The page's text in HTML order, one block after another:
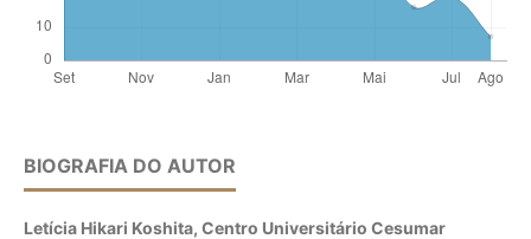
BIOGRAFIA DO AUTOR
Letícia Hikari Koshita, Centro Universitário Cesumar